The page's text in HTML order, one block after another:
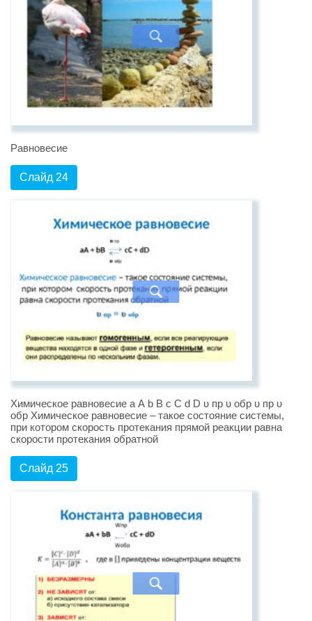
Равновесие
Слайд 24
Химическое равновесие а А b В с С d D υ пр υ обр υ пр υ
обр Химическое равновесие – такое состояние системы,
при котором скорость протекания прямой реакции равна
скорости протекания обратной
Слайд 25